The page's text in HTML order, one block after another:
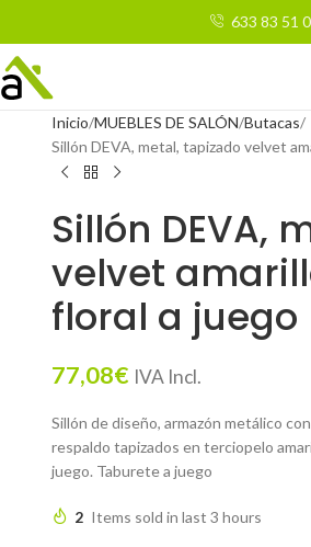
633 83 51
Inicio MUEBLES DE SALÓN Butacas
Sillón DEVA, metal, tapizado velvet
Sillón DEVA,
velvet
floral a juego
77,08€ IVA Incl.
Sillón de diseño, armazón metálico
respaldo tapizados en terciopelo
juego. Taburete a juego
2 Items sold in last 3 hours